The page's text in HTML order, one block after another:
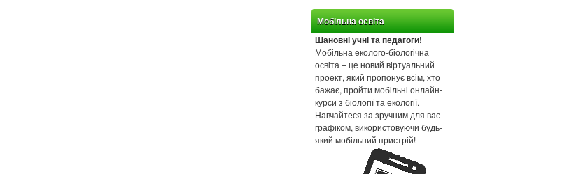
Мобільна освіта
Шановні учні та педагоги!
Мобільна еколого-біологічна
освіта – це новий віртуальний
проект, який пропонує всім, хто
бажає, пройти мобільні онлайн-
курси з біології та екології.
Навчайтеся за зручним для вас
графіком, використовуючи будь-
який мобільний пристрій!